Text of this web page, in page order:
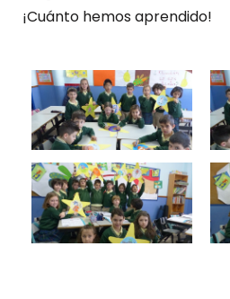
¡Cuánto hemos aprendido!